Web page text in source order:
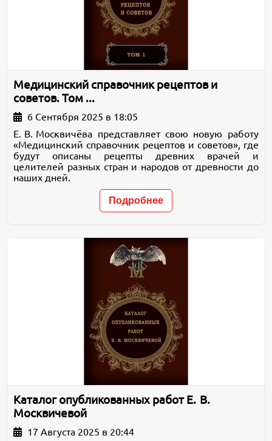
Медицинский справочник рецептов и
советов. Том ...
6 Сентября 2025 в 18:05
Е. В. Москвичёва представляет свою новую работу
«Медицинский справочник рецептов и советов», где
будут описаны рецепты древних врачей и
целителей разных стран и народов от древности до
наших дней.
Подробнее
Каталог опубликованных работ Е. В.
Москвичевой
17 Августа 2025 в 20:44